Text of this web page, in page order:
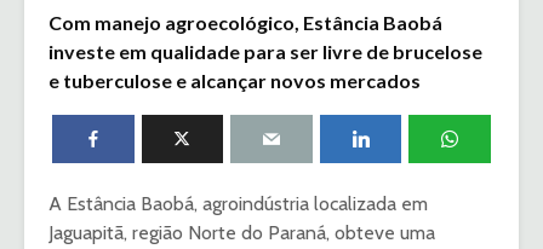
Com manejo agroecológico, Estância Baobá
investe em qualidade para ser livre de brucelose
e tuberculose e alcançar novos mercados
A Estância Baobá, agroindústria localizada em
Jaguapitã, região Norte do Paraná, obteve uma